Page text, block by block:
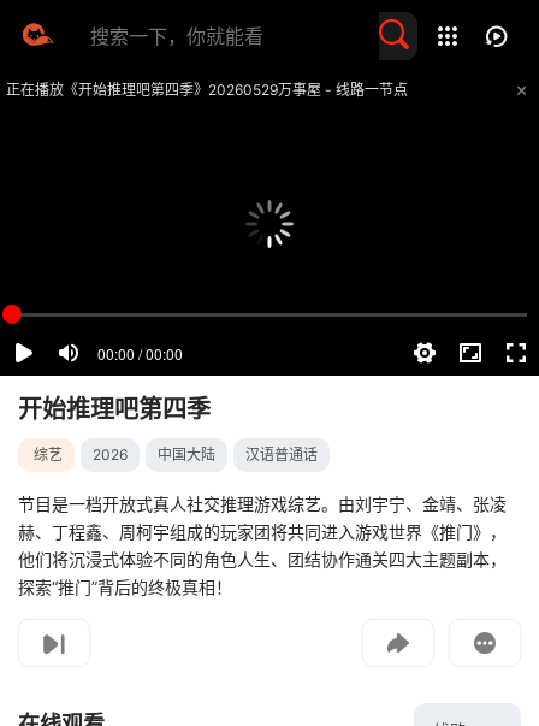
正在播放《开始推理吧第四季》20260529万事屋 - 线路一节点
开始推理吧第四季
综艺 2026 中国大陆 汉语普通话
节目是一档开放式真人社交推理游戏综艺。由刘宇宁、金靖、张凌
赫、丁程鑫、周柯宇组成的玩家团将共同进入游戏世界《推门》，
他们将沉浸式体验不同的角色人生、团结协作通关四大主题副本，
探索“推门”背后的终极真相！
如遇无法播放请提交给我们